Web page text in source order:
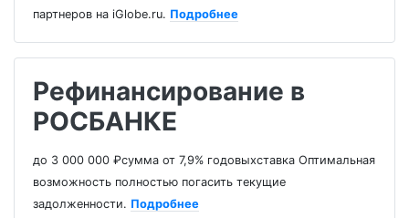
партнеров на iGlobe.ru. Подробнее
Рефинансирование в
РОСБАНКЕ
до 3 000 000 ₽сумма от 7,9% годовыхставка Оптимальная
возможность полностью погасить текущие
задолженности. Подробнее